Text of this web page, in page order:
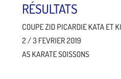
RÉSULTATS
COUPE ZID PICARDIE KATA ET
2 / 3 FEVRIER 2019
AS KARATE SOISSONS